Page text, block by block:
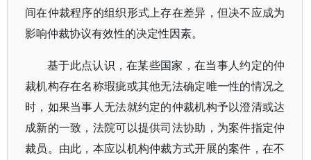
间在仲裁程序的组织形式上存在差异，但决不应成为
影响仲裁协议有效性的决定性因素。
基于此点认识，在某些国家，在当事人约定的仲
裁机构存在名称瑕疵或其他无法确定唯一性的情况之
时，如果当事人无法就约定的仲裁机构予以澄清或达
成新的一致，法院可以提供司法协助，为案件指定仲
裁员。由此，本应以机构仲裁方式开展的案件，在不